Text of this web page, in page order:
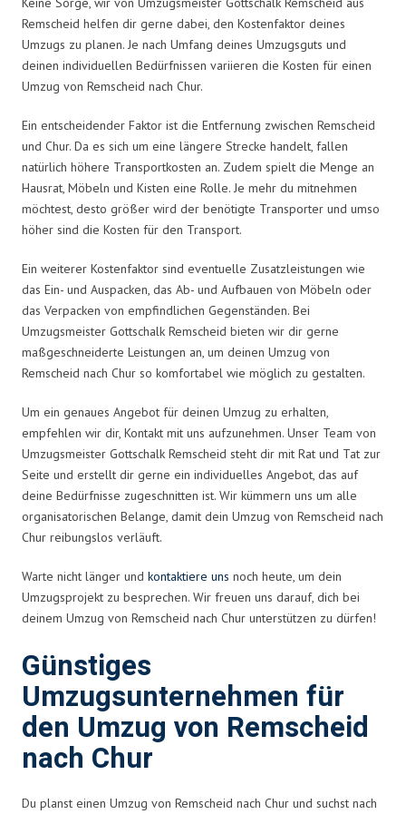
Remscheid helfen dir gerne dabei, den Kostenfaktor deines
Umzugs zu planen. Je nach Umfang deines Umzugsguts und
deinen individuellen Bedürfnissen variieren die Kosten für einen
Umzug von Remscheid nach Chur.
Ein entscheidender Faktor ist die Entfernung zwischen Remscheid
und Chur. Da es sich um eine längere Strecke handelt, fallen
natürlich höhere Transportkosten an. Zudem spielt die Menge an
Hausrat, Möbeln und Kisten eine Rolle. Je mehr du mitnehmen
möchtest, desto größer wird der benötigte Transporter und umso
höher sind die Kosten für den Transport.
Ein weiterer Kostenfaktor sind eventuelle Zusatzleistungen wie
das Ein- und Auspacken, das Ab- und Aufbauen von Möbeln oder
das Verpacken von empfindlichen Gegenständen. Bei
Umzugsmeister Gottschalk Remscheid bieten wir dir gerne
maßgeschneiderte Leistungen an, um deinen Umzug von
Remscheid nach Chur so komfortabel wie möglich zu gestalten.
Um ein genaues Angebot für deinen Umzug zu erhalten,
empfehlen wir dir, Kontakt mit uns aufzunehmen. Unser Team von
Umzugsmeister Gottschalk Remscheid steht dir mit Rat und Tat zur
Seite und erstellt dir gerne ein individuelles Angebot, das auf
deine Bedürfnisse zugeschnitten ist. Wir kümmern uns um alle
organisatorischen Belange, damit dein Umzug von Remscheid nach
Chur reibungslos verläuft.
Warte nicht länger und kontaktiere uns noch heute, um dein
Umzugsprojekt zu besprechen. Wir freuen uns darauf, dich bei
deinem Umzug von Remscheid nach Chur unterstützen zu dürfen!
Günstiges
Umzugsunternehmen für
den Umzug von Remscheid
nach Chur
Du planst einen Umzug von Remscheid nach Chur und suchst nach